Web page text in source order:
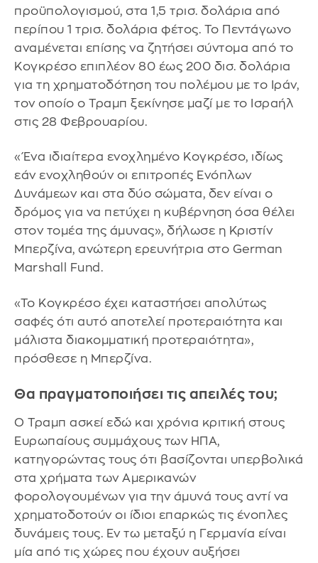
προϋπολογισμού, στα 1,5 τρισ. δολάρια από
περίπου 1 τρισ. δολάρια φέτος. Το Πεντάγωνο
αναμένεται επίσης να ζητήσει σύντομα από το
Κογκρέσο επιπλέον 80 έως 200 δισ. δολάρια
για τη χρηματοδότηση του πολέμου με το Ιράν,
τον οποίο ο Τραμπ ξεκίνησε μαζί με το Ισραήλ
στις 28 Φεβρουαρίου.
«Ένα ιδιαίτερα ενοχλημένο Κογκρέσο, ιδίως
εάν ενοχληθούν οι επιτροπές Ενόπλων
Δυνάμεων και στα δύο σώματα, δεν είναι ο
δρόμος για να πετύχει η κυβέρνηση όσα θέλει
στον τομέα της άμυνας», δήλωσε η Κριστίν
Μπερζίνα, ανώτερη ερευνήτρια στο German
Marshall Fund.
«Το Κογκρέσο έχει καταστήσει απολύτως
σαφές ότι αυτό αποτελεί προτεραιότητα και
μάλιστα διακομματική προτεραιότητα»,
πρόσθεσε η Μπερζίνα.
Θα πραγματοποιήσει τις απειλές του;
Ο Τραμπ ασκεί εδώ και χρόνια κριτική στους
Ευρωπαίους συμμάχους των ΗΠΑ,
κατηγορώντας τους ότι βασίζονται υπερβολικά
στα χρήματα των Αμερικανών
φορολογουμένων για την άμυνά τους αντί να
χρηματοδοτούν οι ίδιοι επαρκώς τις ένοπλες
δυνάμεις τους. Εν τω μεταξύ η Γερμανία είναι
μία από τις χώρες που έχουν αυξήσει